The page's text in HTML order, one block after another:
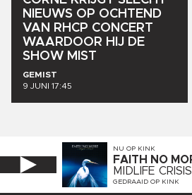
NIEUWS OP OCHTEND
VAN
RHCP CONCERT
WAARDOOR HIJ DE
SHOW MIST
GEMIST
9 JUNI 17:45
NU OP KINK
FAITH NO
MIDLIFE CRISIS
GEDRAAID OP KINK